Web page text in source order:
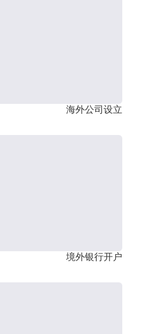
海外公司设立
境外银行开户